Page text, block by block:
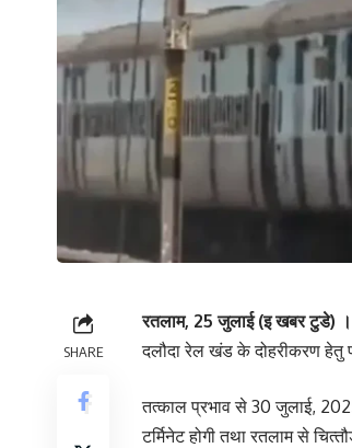
SHARE
रतलाम, 25 जुलाई (इ खबर टुडे) ।
दलौदा रेल खंड के दोहरीकरण हेतु
तत्‍काल प्रभाव से 30 जुलाई,
टर्मिनेट होगी तथा रतलाम से